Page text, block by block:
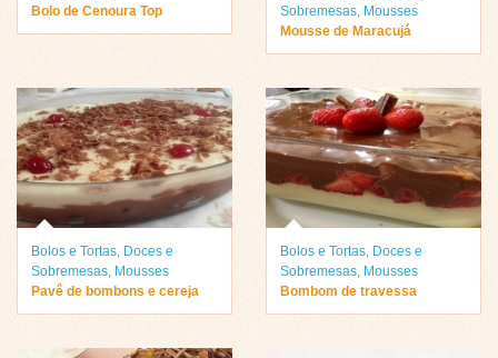
Bolo de Cenoura Top
Sobremesas Mousses
Mousse de Maracujá
Bolos e Tortas, Doces e
Sobremesas, Mousses
Pavê de bombons e cereja
Bolos e Tortas, Doces e
Sobremesas, Mousses
Bombom de travessa